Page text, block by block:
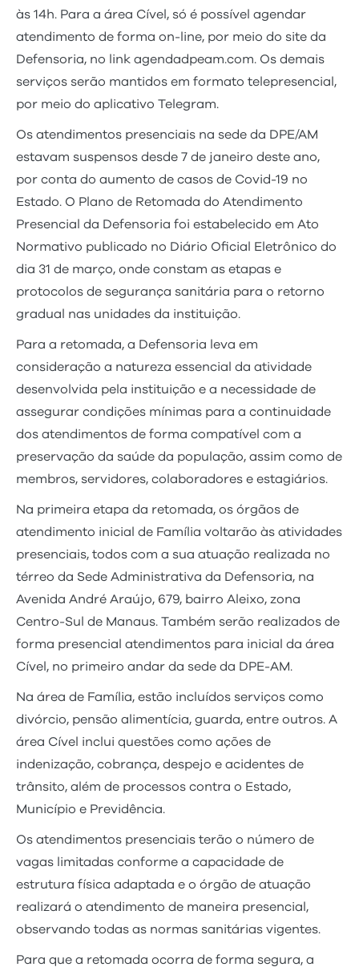
às 14h. Para a área Cível, só é possível agendar
atendimento de forma on-line, por meio do site da
Defensoria, no link agendadpeam.com. Os demais
serviços serão mantidos em formato telepresencial,
por meio do aplicativo Telegram.
Os atendimentos presenciais na sede da DPE/AM
estavam suspensos desde 7 de janeiro deste ano,
por conta do aumento de casos de Covid-19 no
Estado. O Plano de Retomada do Atendimento
Presencial da Defensoria foi estabelecido em Ato
Normativo publicado no Diário Oficial Eletrônico do
dia 31 de março, onde constam as etapas e
protocolos de segurança sanitária para o retorno
gradual nas unidades da instituição.
Para a retomada, a Defensoria leva em
consideração a natureza essencial da atividade
desenvolvida pela instituição e a necessidade de
assegurar condições mínimas para a continuidade
dos atendimentos de forma compatível com a
preservação da saúde da população, assim como de
membros, servidores, colaboradores e estagiários.
Na primeira etapa da retomada, os órgãos de
atendimento inicial de Família voltarão às atividades
presenciais, todos com a sua atuação realizada no
térreo da Sede Administrativa da Defensoria, na
Avenida André Araújo, 679, bairro Aleixo, zona
Centro-Sul de Manaus. Também serão realizados de
forma presencial atendimentos para inicial da área
Cível, no primeiro andar da sede da DPE-AM.
Na área de Família, estão incluídos serviços como
divórcio, pensão alimentícia, guarda, entre outros. A
área Cível inclui questões como ações de
indenização, cobrança, despejo e acidentes de
trânsito, além de processos contra o Estado,
Município e Previdência.
Os atendimentos presenciais terão o número de
vagas limitadas conforme a capacidade de
estrutura física adaptada e o órgão de atuação
realizará o atendimento de maneira presencial,
observando todas as normas sanitárias vigentes.
Para que a retomada ocorra de forma segura, a